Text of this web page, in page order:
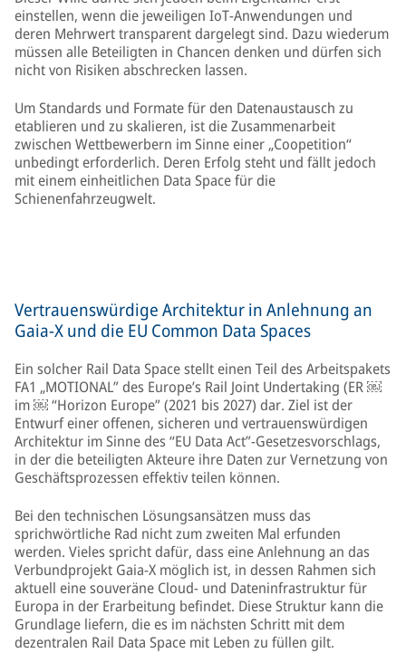
einstellen, wenn die jeweiligen IoT-Anwendungen und
deren Mehrwert transparent dargelegt sind. Dazu wiederum
müssen alle Beteiligten in Chancen denken und dürfen sich
nicht von Risiken abschrecken lassen.
Um Standards und Formate für den Datenaustausch zu
etablieren und zu skalieren, ist die Zusammenarbeit
zwischen Wettbewerbern im Sinne einer „Coopetition“
unbedingt erforderlich. Deren Erfolg steht und fällt jedoch
mit einem einheitlichen Data Space für die
Schienenfahrzeugwelt.
Vertrauenswürdige Architektur in Anlehnung an
Gaia-X und die EU Common Data Spaces
Ein solcher Rail Data Space stellt einen Teil des Arbeitspakets
FA1 „MOTIONAL” des Europe’s Rail Joint Undertaking (ER ￼
im ￼ “Horizon Europe” (2021 bis 2027) dar. Ziel ist der
Entwurf einer offenen, sicheren und vertrauenswürdigen
Architektur im Sinne des “EU Data Act”-Gesetzesvorschlags,
in der die beteiligten Akteure ihre Daten zur Vernetzung von
Geschäftsprozessen effektiv teilen können.
Bei den technischen Lösungsansätzen muss das
sprichwörtliche Rad nicht zum zweiten Mal erfunden
werden. Vieles spricht dafür, dass eine Anlehnung an das
Verbundprojekt Gaia-X möglich ist, in dessen Rahmen sich
aktuell eine souveräne Cloud- und Dateninfrastruktur für
Europa in der Erarbeitung befindet. Diese Struktur kann die
Grundlage liefern, die es im nächsten Schritt mit dem
dezentralen Rail Data Space mit Leben zu füllen gilt.